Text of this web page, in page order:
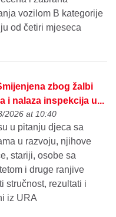
vozilom B kategorije
od četiri mjeseca
zbog žalbi
i nalaza inspekcija u...
2026 at 10:40
u pitanju djeca sa
u razvoju, njihove
stariji, osobe sa
i druge ranjive
stručnost, rezultati i
iz URA